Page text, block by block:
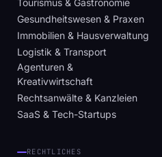
Tourismus & Gastronomie
Gesundheitswesen & Praxen
Immobilien & Hausverwaltung
Logistik & Transport
Agenturen &
Kreativwirtschaft
Rechtsanwälte & Kanzleien
SaaS & Tech-Startups
RECHTLICHES